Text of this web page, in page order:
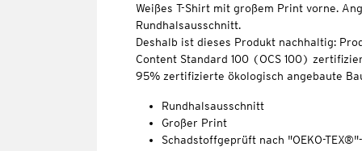
Weißes T-Shirt mit großem Print vorne.
Rundhalsausschnitt.
Deshalb ist dieses Produkt nachhaltig:
Content Standard 100 (OCS 100)
95% zertifizierte ökologisch angebaute
Rundhalsausschnitt
Großer Print
Schadstoffgeprüft nach "OEKO-